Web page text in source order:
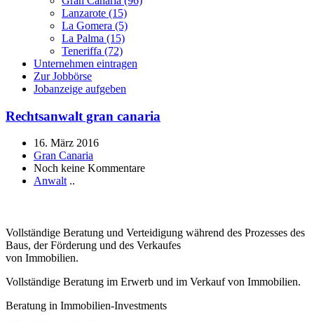
Lanzarote (15)
La Gomera (5)
La Palma (15)
Teneriffa (72)
Unternehmen eintragen
Zur Jobbörse
Jobanzeige aufgeben
Rechtsanwalt gran canaria
16. März 2016
Gran Canaria
Noch keine Kommentare
Anwalt..
Vollständige Beratung und Verteidigung während des Prozesses des
Baus, der Förderung und des Verkaufes
von Immobilien.
Vollständige Beratung im Erwerb und im Verkauf von Immobilien.
Beratung in Immobilien-Investments